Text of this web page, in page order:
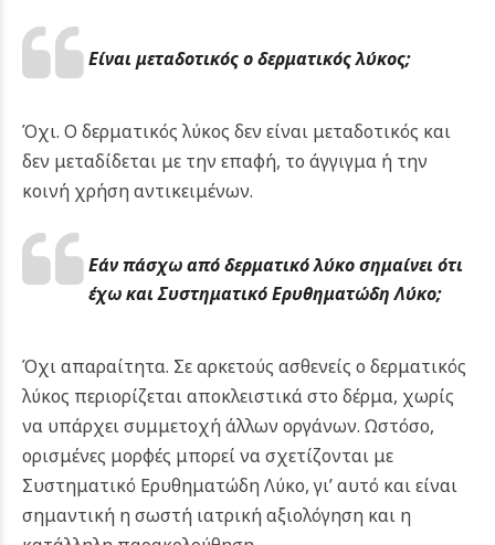
Είναι μεταδοτικός ο δερματικός λύκος;
Όχι. Ο δερματικός λύκος δεν είναι μεταδοτικός και
δεν μεταδίδεται με την επαφή, το άγγιγμα ή την
κοινή χρήση αντικειμένων.
Εάν πάσχω από δερματικό λύκο σημαίνει ότι
έχω και Συστηματικό Ερυθηματώδη Λύκο;
Όχι απαραίτητα. Σε αρκετούς ασθενείς ο δερματικός
λύκος περιορίζεται αποκλειστικά στο δέρμα, χωρίς
να υπάρχει συμμετοχή άλλων οργάνων. Ωστόσο,
ορισμένες μορφές μπορεί να σχετίζονται με
Συστηματικό Ερυθηματώδη Λύκο, γι’ αυτό και είναι
σημαντική η σωστή ιατρική αξιολόγηση και η